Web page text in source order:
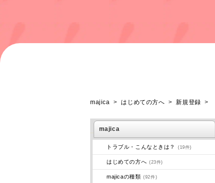
majica > はじめての方へ > 新規登録 >
majica
トラブル・こんなときは？ (19件)
はじめての方へ (23件)
majicaの種類 (92件)